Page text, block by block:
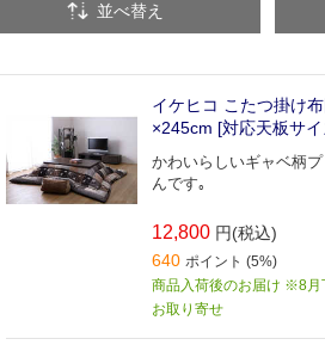
並べ替え
イケヒコ こたつ掛け
×245cm [対応天板サ
かわいらしいギャベ柄
んです｡
12,800 円(税込)
640 ポイント (5%)
商品入荷後のお届け ※8月
お取り寄せ